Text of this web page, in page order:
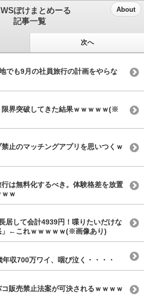
ぽけまとめーる
記事一覧
About
次へ
でも9月の社員旅行の計画をやらな
限界突破してきた結果ｗｗｗｗｗ(※
禁止のマッチングアプリを思いつくｗ
行は無料化するべき。体験格差を放置
ｗ
居して会計4939円！喋りたいだけな
」←これｗｗｗｗｗ(※画像あり)
年収700万ワイ、咽び泣く・・・・
コ販売禁止法案が可決されるｗｗｗｗ